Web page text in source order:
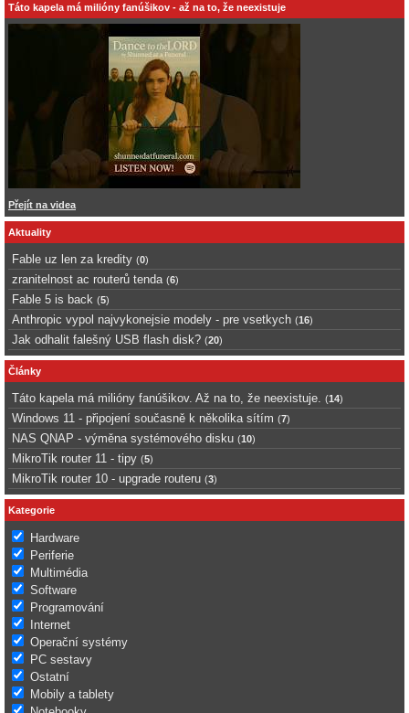
Táto kapela má milióny fanúšikov - až na to, že neexistuje
Přejít na videa
Aktuality
Fable uz len za kredity (0)
zranitelnost ac routerů tenda (6)
Fable 5 is back (5)
Anthropic vypol najvykonejsie modely - pre vsetkych (16)
Jak odhalit falešný USB flash disk? (20)
Články
Táto kapela má milióny fanúšikov. Až na to, že neexistuje. (14)
Windows 11 - připojení současně k několika sítím (7)
NAS QNAP - výměna systémového disku (10)
MikroTik router 11 - tipy (5)
MikroTik router 10 - upgrade routeru (3)
Kategorie
Hardware
Periferie
Multimédia
Software
Programování
Internet
Operační systémy
PC sestavy
Ostatní
Mobily a tablety